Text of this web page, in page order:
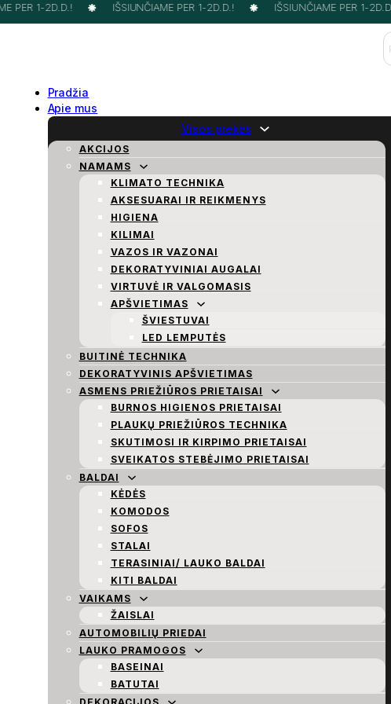
PER 1-2D.D.! IŠSIUNČIAME PER 1-2D.D.! IŠSIUNČIAME PER 1-2D.D.!
Pradžia
Apie mus
Visos prekės
AKCIJOS
NAMAMS
KLIMATO TECHNIKA
AKSESUARAI IR REIKMENYS
HIGIENA
KILIMAI
VAZOS IR VAZONAI
DEKORATYVINIAI AUGALAI
VIRTUVĖ IR VALGOMASIS
APŠVIETIMAS
ŠVIESTUVAI
LED LEMPUTĖS
BUITINĖ TECHNIKA
DEKORATYVINIS APŠVIETIMAS
ASMENS PRIEŽIŪROS PRIETAISAI
BURNOS HIGIENOS PRIETAISAI
PLAUKŲ PRIEŽIŪROS TECHNIKA
SKUTIMOSI IR KIRPIMO PRIETAISAI
SVEIKATOS STEBĖJIMO PRIETAISAI
BALDAI
KĖDĖS
KOMODOS
SOFOS
STALAI
TERASINIAI/ LAUKO BALDAI
KITI BALDAI
VAIKAMS
ŽAISLAI
AUTOMOBILIŲ PRIEDAI
LAUKO PRAMOGOS
BASEINAI
BATUTAI